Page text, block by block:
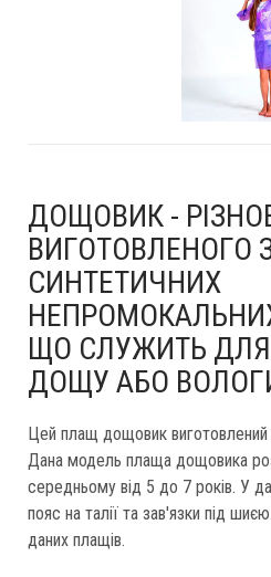
ДОЩОВИК -
ВИГОТОВЛЕНОГО
СИНТЕТИЧНИХ
ЩО СЛУЖИТЬ ДЛЯ
ДОЩУ АБО
Цей плащ дощовик виготовлений
Дана модель плаща дощовика
середньому від 5 до 7 років. У
пояс на талії та зав'язки під
даних плащів.